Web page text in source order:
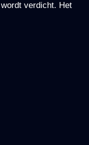
verdicht. Het